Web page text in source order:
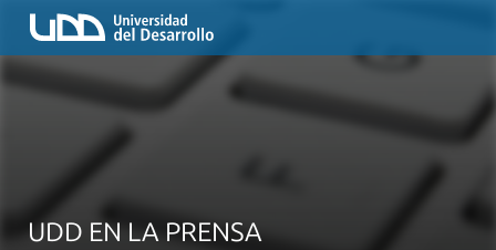
UDD EN LA PRENSA